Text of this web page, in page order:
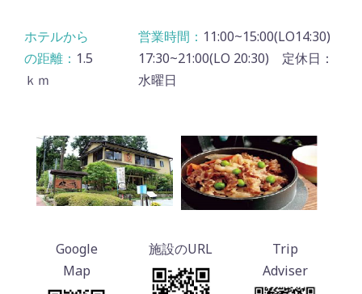
1.5
ｋｍ
11:00~15:00(LO14:30)
17:30~21:00(LO 20:30) 定休日：
水曜日